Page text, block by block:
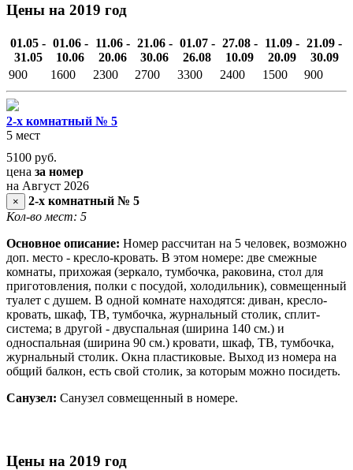
Цены на 2019 год
01.05 -
31.05
01.06 -
10.06
11.06 -
20.06
21.06 -
30.06
01.07 -
26.08
27.08 -
10.09
11.09 -
20.09
21.09 -
30.09
900
1600 2300 2700 3300 2400 1500 900
2-х комнатный № 5
5 мест
5100 руб.
цена за номер
на Август 2026
×
2-х комнатный № 5
Кол-во мест: 5
Основное описание: Номер рассчитан на 5 человек, возможно
доп. место - кресло-кровать. В этом номере: две смежные
комнаты, прихожая (зеркало, тумбочка, раковина, стол для
приготовления, полки с посудой, холодильник), совмещенный
туалет с душем. В одной комнате находятся: диван, кресло-
кровать, шкаф, ТВ, тумбочка, журнальный столик, сплит-
система; в другой - двуспальная (ширина 140 см.) и
односпальная (ширина 90 см.) кровати, шкаф, ТВ, тумбочка,
журнальный столик. Окна пластиковые. Выход из номера на
общий балкон, есть свой столик, за которым можно посидеть.
Санузел: Санузел совмещенный в номере.
Цены на 2019 год